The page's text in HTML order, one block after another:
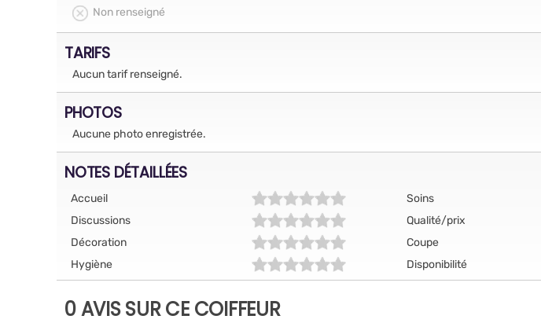
Non renseigné
TARIFS
Aucun tarif renseigné.
PHOTOS
Aucune photo enregistrée.
NOTES DÉTAILLÉES
Accueil
Soins
Discussions
Qualité/prix
Décoration
Coupe
Hygiène
Disponibilité
0 AVIS SUR CE COIFFEUR